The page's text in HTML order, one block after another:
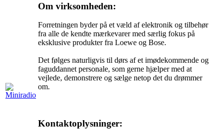
Om virksomheden:
Forretningen byder på et væld af elektronik og tilbehør
fra alle de kendte mærkevarer med særlig fokus på
eksklusive produkter fra Loewe og Bose.
Det følges naturligvis til dørs af et imødekommende og
faguddannet personale, som gerne hjælper med at
vejlede, demonstrere og sælge netop det du drømmer
om.
Kontaktoplysninger: